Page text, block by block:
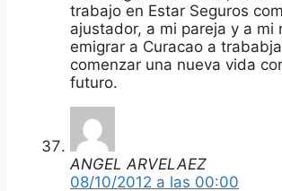
trabajo en Estar Seguros
ajustador, a mi pareja y a mi
emigrar a Curacao a
comenzar una nueva vida
futuro.
ANGEL ARVELAEZ
08/10/2012 a las 00:00